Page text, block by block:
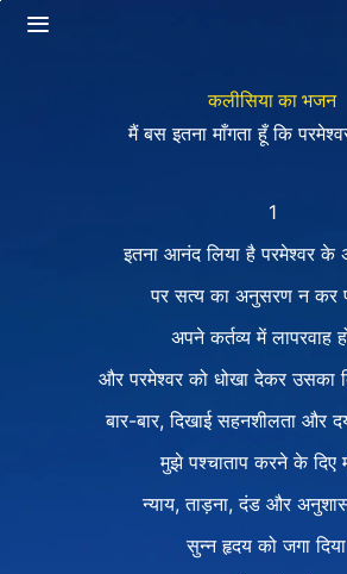
कलीसिया का भजन
मैं बस इतना माँगता हूँ कि
1
इतना आनंद लिया है परमेश्वर के
पर सत्य का अनुसरण न कर
अपने कर्तव्य में लापरवाह
और परमेश्वर को धोखा देकर उसका
बार-बार, दिखाई सहनशीलता और
मुझे पश्चाताप करने के दिए
न्याय, ताड़ना, दंड और
सुन्न हृदय को जगा